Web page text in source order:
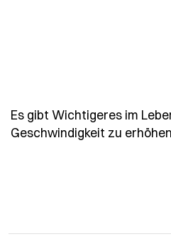
Es gibt Wichtigeres im
Geschwindigkeit zu